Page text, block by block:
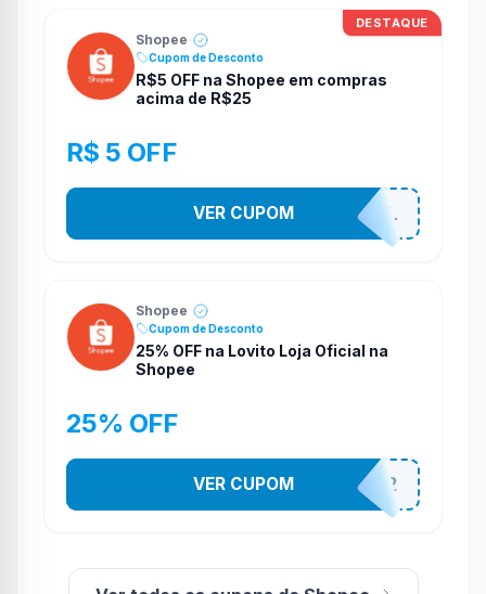
DESTAQUE
Shopee
Cupom de Desconto
R$5 OFF na Shopee em compras
acima de R$25
R$ 5 OFF
PR0M0710N4L
VER CUPOM
Shopee
Cupom de Desconto
25% OFF na Lovito Loja Oficial na
Shopee
25% OFF
141525852
VER CUPOM